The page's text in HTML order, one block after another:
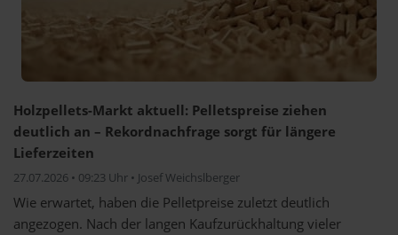
Holzpellets-Markt aktuell: Pelletspreise ziehen
deutlich an – Rekordnachfrage sorgt für längere
Lieferzeiten
27.07.2026 • 09:23 Uhr • Josef Weichslberger
Wie erwartet, haben die Pelletpreise zuletzt deutlich
angezogen. Nach der langen Kaufzurückhaltung vieler